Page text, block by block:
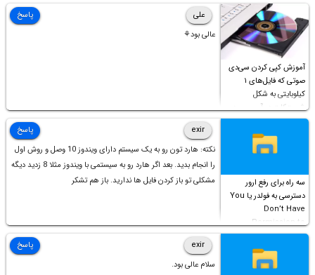
آموزش کپی کردن سی‌دی
صوتی که فایل‌های ۱
کیلوبایتی به شکل
شورت‌کات در آن موجود
است!
علی
عالی بود⚘
پاسخ
سه راه برای رفع ارور
دسترسی به فولدر یا You
Don’t Have
Permission to
Access this folder
exir
نکته: هارد تون رو به یک سیستم دارای ویندوز 10 وصل و روش اول
را انجام بدید. بعد اگر هارد رو به سیستمی با ویندوز مثلا 8 زدید دیگه
مشکلی تو باز کردن فایل ها ندارید. باز هم تشکر
پاسخ
exir
سلام عالی بود.
پاسخ